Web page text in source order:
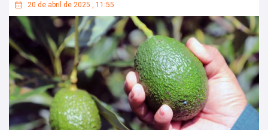
20 de abril de 2025 , 11:55